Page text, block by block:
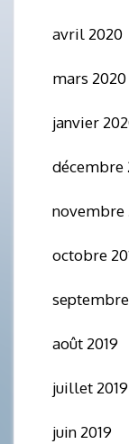
avril 2020
mars 2020
janvier
décembre
novembre
octobre
septembre
août 2019
juillet 2019
juin 2019